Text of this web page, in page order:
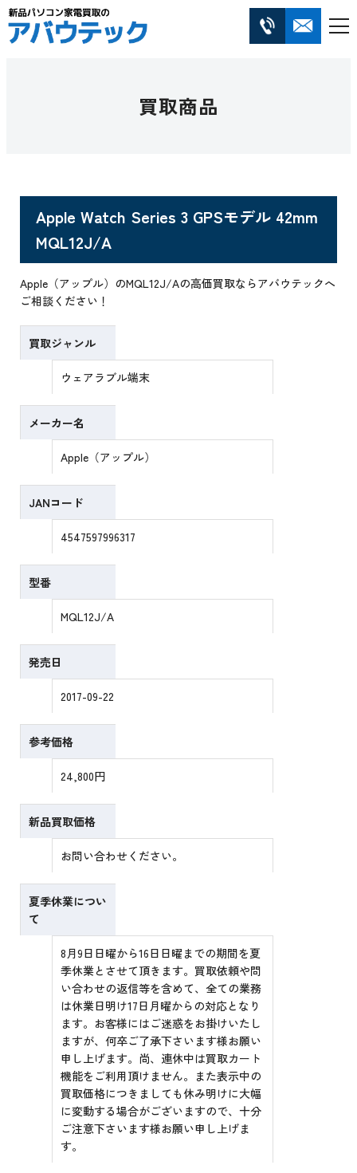
買取商品
Apple Watch Series 3 GPSモデル 42mm
MQL12J/A
Apple（アップル）のMQL12J/Aの高価買取ならアバウテックへ
ご相談ください！
買取ジャンル
ウェアラブル端末
メーカー名
Apple（アップル）
JANコード
4547597996317
型番
MQL12J/A
発売日
2017-09-22
参考価格
24,800円
新品買取価格
お問い合わせください。
夏季休業につい
て
8月9日日曜から16日日曜までの期間を夏
季休業とさせて頂きます。買取依頼や問
い合わせの返信等を含めて、全ての業務
は休業日明け17日月曜からの対応となり
ます。お客様にはご迷惑をお掛けいたし
ますが、何卒ご了承下さいます様お願い
申し上げます。尚、連休中は買取カート
機能をご利用頂けません。また表示中の
買取価格につきましても休み明けに大幅
に変動する場合がございますので、十分
ご注意下さいます様お願い申し上げま
す。